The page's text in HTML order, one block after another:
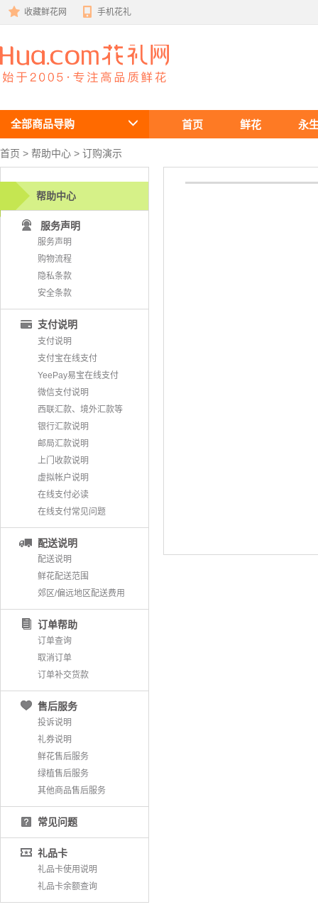
收藏鲜花网 手机花礼
鲜花速递
全部商品导购 首页 鲜花 永
首页 > 帮助中心 > 订购演示
帮助中心
服务声明
服务声明
购物流程
隐私条款
安全条款
支付说明
支付说明
支付宝在线支付
YeePay易宝在线支付
微信支付说明
西联汇款、境外汇款等
银行汇款说明
邮局汇款说明
上门收款说明
虚拟帐户说明
在线支付必读
在线支付常见问题
配送说明
配送说明
鲜花配送范围
郊区/偏远地区配送费用
订单帮助
订单查询
取消订单
订单补交货款
售后服务
投诉说明
礼券说明
鲜花售后服务
绿植售后服务
其他商品售后服务
常见问题
礼品卡
礼品卡使用说明
礼品卡余额查询